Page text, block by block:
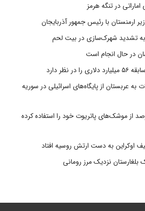
در تنگه هرمز
ارمنستان با رئیس جمهور آذربایجان
تشدید شهرک‌سازی در بیت‌ لحم
در حال انجام است
نظر دارد
عربستان از پایگاه‌های اسرائیلی در سوریه
عربستان ۸۶ درصد از موشک‌های پاتریوت خود را استفاده کرده
اوکراین به دست ارتش روسیه افتاد
بلغارستان نزدیک مرز رومانی